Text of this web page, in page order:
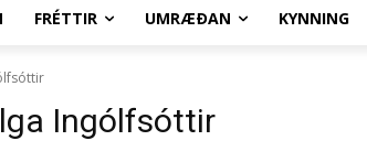
FRÉTTIR UMRÆÐAN KYNNING
Ingólfsóttir